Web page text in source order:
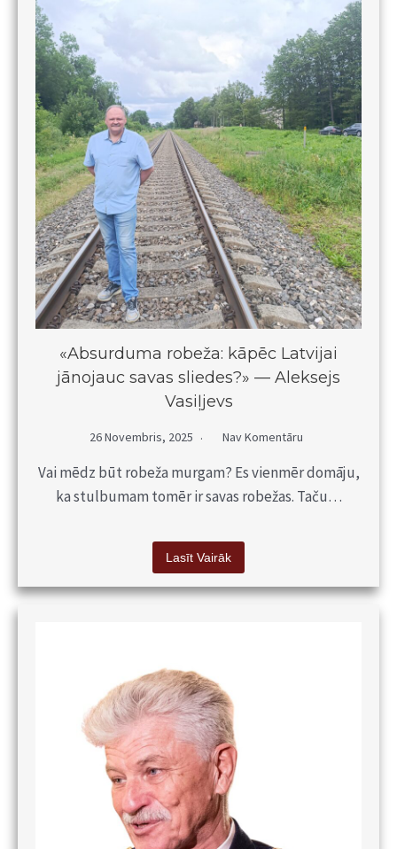
«Absurduma robeža: kāpēc Latvijai
jānojauc savas sliedes?» — Aleksejs
Vasiļjevs
26 Novembris, 2025 Nav Komentāru
Vai mēdz būt robeža murgam? Es vienmēr domāju,
ka stulbumam tomēr ir savas robežas. Taču…
Lasīt Vairāk